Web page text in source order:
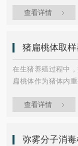
殖场操作中具备实
样头通常采用医用
结构，以增加与扁
样器经猪只口腔伸入
查看详情
猪扁桃体取样器
在生猪养殖过程中
扁桃体作为猪体内
用于从活体猪的口
取样器的作用主要
查看详情
弥雾分子消